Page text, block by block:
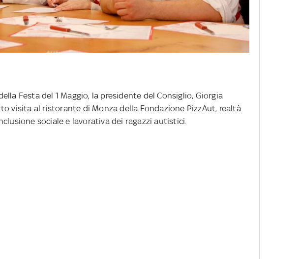
Festa del 1 Maggio, la presidente del Consiglio, Giorgia
visita al ristorante di Monza della Fondazione PizzAut, realtà
sociale e lavorativa dei ragazzi autistici.